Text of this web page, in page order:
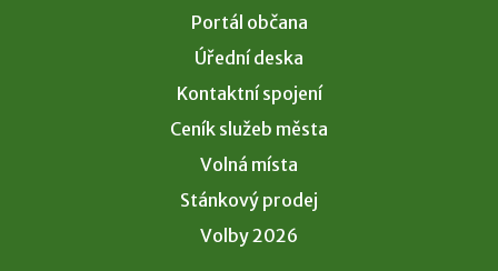
Portál občana
Úřední deska
Kontaktní spojení
Ceník služeb města
Volná místa
Stánkový prodej
Volby 2026